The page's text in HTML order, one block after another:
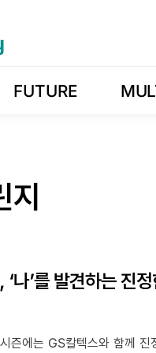
FUTURE
’를 발견하는 진정
즌에는 GS칼텍스와 함께